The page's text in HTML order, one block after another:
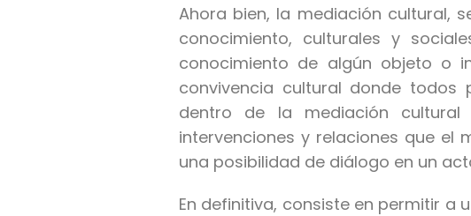
Ahora bien, la mediación cultural,
conocimiento, culturales y
conocimiento de algún objeto o
convivencia cultural donde todos
dentro de la mediación
intervenciones y relaciones que el
una posibilidad de diálogo en un
En definitiva, consiste en permitir a